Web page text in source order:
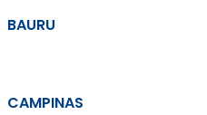
BAURU
CAMPINAS